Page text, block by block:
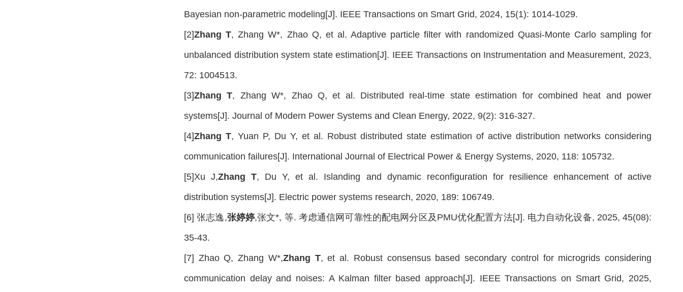
Bayesian non-parametric modeling[J]. IEEE Transactions on Smart Grid, 2024, 15(1): 1014-1029.
[2]Zhang T, Zhang W*, Zhao Q, et al. Adaptive particle filter with randomized Quasi-Monte Carlo sampling for
unbalanced distribution system state estimation[J]. IEEE Transactions on Instrumentation and Measurement, 2023,
72: 1004513.
[3]Zhang T, Zhang W*, Zhao Q, et al. Distributed real-time state estimation for combined heat and power
systems[J]. Journal of Modern Power Systems and Clean Energy, 2022, 9(2): 316-327.
[4]Zhang T, Yuan P, Du Y, et al. Robust distributed state estimation of active distribution networks considering
communication failures[J]. International Journal of Electrical Power & Energy Systems, 2020, 118: 105732.
[5]Xu J,Zhang T, Du Y, et al. Islanding and dynamic reconfiguration for resilience enhancement of active
distribution systems[J]. Electric power systems research, 2020, 189: 106749.
[6] 张志逸,张婷婷,张文*, 等. 考虑通信网可靠性的配电网分区及PMU优化配置方法[J]. 电力自动化设备, 2025, 45(08):
35-43.
[7] Zhao Q, Zhang W*,Zhang T, et al. Robust consensus based secondary control for microgrids considering
communication delay and noises: A Kalman filter based approach[J]. IEEE Transactions on Smart Grid, 2025,